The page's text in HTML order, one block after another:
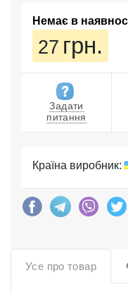
Немає в
27 грн.
Задати
питання
Країна виробник:
Усе про товар